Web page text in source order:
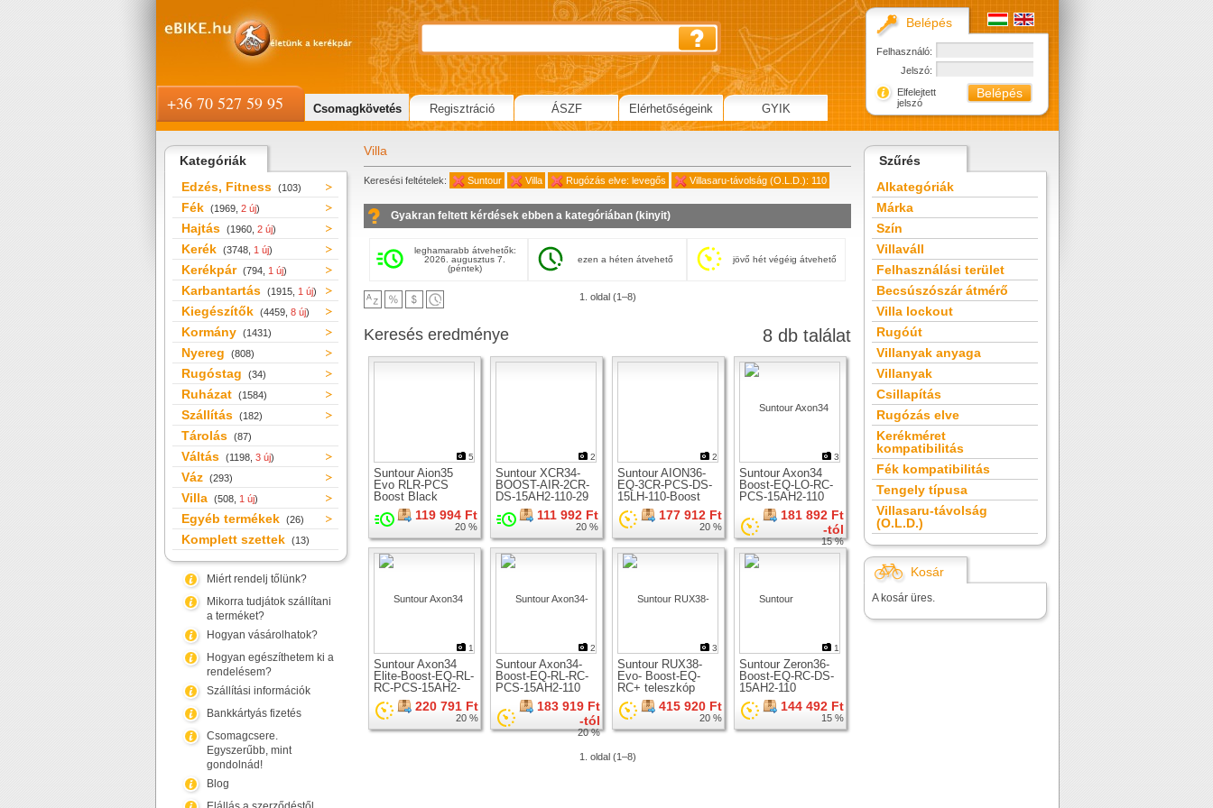
Kategóriák
Edzés, Fitness (103)
Fék (1969, 2 új)
Hajtás (1960, 2 új)
Kerék (3748, 1 új)
Kerékpár (794, 1 új)
Karbantartás (1915, 1 új)
Kiegészítők (4459, 8 új)
Kormány (1431)
Nyereg (808)
Rugóstag (34)
Ruházat (1584)
Szállítás (182)
Tárolás (87)
Váltás (1198, 3 új)
Váz (293)
Villa (508, 1 új)
Egyéb termékek (26)
Komplett szettek (13)
Miért rendelj tőlünk?
Mikorra tudjátok szállítani
a terméket?
Hogyan vásárolhatok?
Hogyan egészíthetem ki a
rendelésem?
Szállítási információk
Bankkártyás fizetés
Csomagcsere.
Egyszerűbb, mint
gondolnád!
Blog
Villa
Keresési feltételek: Suntour Villa Rugózás elve: levegős Villasaru-távolság (O.L.D.): 110
Gyakran feltett kérdések ebben a kategóriában (kinyit)
leghamarabb átvehetők:
2026. augusztus 7.
(péntek)
ezen a héten átvehető jövő hét végéig átvehető
1. oldal (1–8)
8 db találat
Keresés eredménye
5
Suntour Aion35
Evo RLR-PCS
Boost Black
Edition teleszkóp
27.5"-os kerékhez
119 994 Ft
20 %
2
Suntour XCR34-
BOOST-AIR-2CR-
DS-15AH2-110-29
teleszkóp 29er
kerékhez111 992 Ft
20 %
2
Suntour AION36-
EQ-3CR-PCS-DS-
15LH-110-Boost
teleszkóp 29er
kerékhez177 912 Ft
20 %
3
Suntour Axon34
Boost-EQ-LO-RC-
PCS-15AH2-110
teleszkóp 29er
kerékhez181 892 Ft
-tól
15 %
1
Suntour Axon34
Elite-Boost-EQ-RL-
RC-PCS-15AH2-
110 teleszkóp 29er
kerékhez220 791 Ft
20 %
2
Suntour Axon34-
Boost-EQ-RL-RC-
PCS-15AH2-110
teleszkóp 29er
kerékhez183 919 Ft
-tól
20 %
3
Suntour RUX38-
Evo- Boost-EQ-
RC+ teleszkóp
29er kerékhez415 920 Ft
20 %
1
Suntour Zeron36-
Boost-EQ-RC-DS-
15AH2-110
teleszkóp 29er
kerékhez144 492 Ft
15 %
1. oldal (1–8)
Szűrés
Alkategóriák
Márka
Szín
Villaváll
Felhasználási terület
Becsúszószár átmérő
Villa lockout
Rugóút
Villanyak anyaga
Villanyak
Csillapítás
Rugózás elve
Kerékméret
kompatibilitás
Fék kompatibilitás
Tengely típusa
Villasaru-távolság
(O.L.D.)
Kosár
A kosár üres.
Belépés
Felhasználó:
Jelszó:
Elfelejtett
jelszó
+36 70 527 59 95 Csomagkövetés Regisztráció ÁSZF Elérhetőségeink GYIK